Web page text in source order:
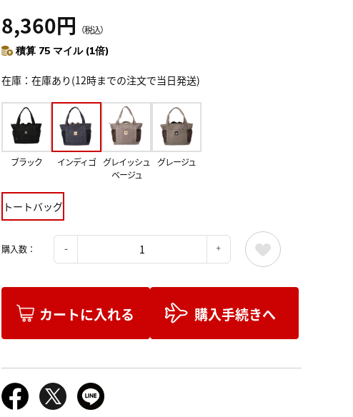
8,360円 （税込）
積算 75 マイル (1倍)
在庫 在庫あり(12時までの注文で当日発送)
ブラック インディゴ
グレイッシュ
ベージュ
グレージュ
トートバッグ
購入数：
カートに入れる 購入手続きへ